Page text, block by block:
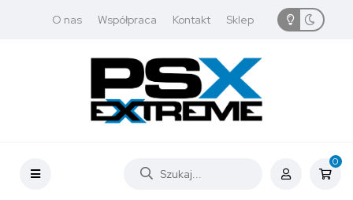
O nas Współpraca Kontakt Sklep
0